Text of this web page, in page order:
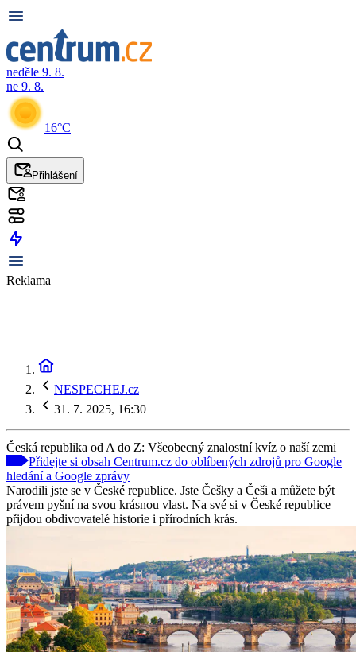
neděle 9. 8.
ne 9. 8.
16°C
Přihlášení
Reklama
NESPECHEJ.cz
31. 7. 2025, 16:30
Česká republika od A do Z: Všeobecný znalostní kvíz o naší zemi
Přidejte si obsah Centrum.cz do oblíbených zdrojů pro Google
hledání a Google zprávy
Narodili jste se v České republice. Jste Češky a Češi a můžete být
právem pyšní na svou krásnou vlast. Na své si v České republice
přijdou obdivovatelé historie i přírodních krás.